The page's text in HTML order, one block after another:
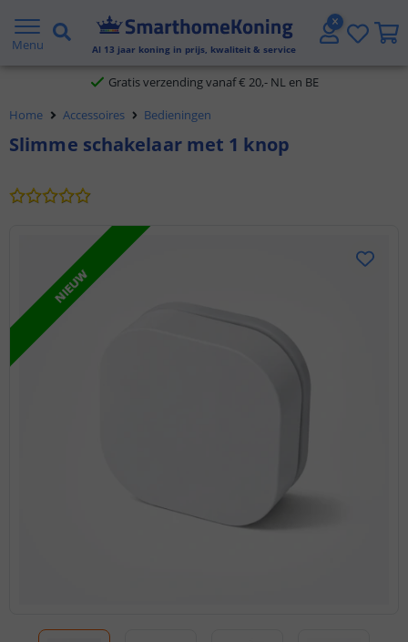
Menu Al 13 jaar koning in prijs, kwaliteit & service
2 jaar garantie
Gratis verzending vanaf € 20,- NL en BE
Klantbeoordeling 9.1
Home Accessoires Bedieningen
Slimme schakelaar met 1 knop
NIEUW